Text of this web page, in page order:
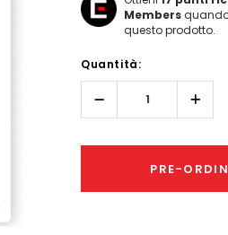
Members
questo prodotto.
Only
left
Quantità:
Diminuisci
quantità:
PRE-